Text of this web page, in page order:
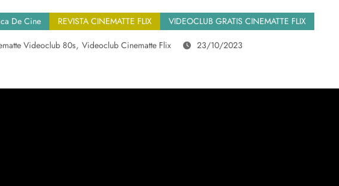
De Cine REVISTA CINEMATTE FLIX
VIDEOCLUB GRATIS CINEMATTE FLIX
Videoclub 80s, Videoclub Cinematte Flix 23/10/2023